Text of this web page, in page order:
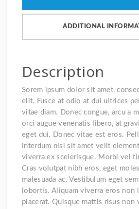
ADDITIONAL
Description
Sorem ipsum dolor sit amet,
elit. Fusce at odio at dui ultrices
vitae diam. Donec congue, arcu a
orci augue venenatis libero, at
eget dui. Donec vitae est eros.
interdum nisl sit amet velit
viverra ex scelerisque. Morbi vel
Cras volutpat nibh eros, eget
malesuada ac. Vestibulum eget
lobortis. Aliquam viverra eros non
placerat. Quisque mattis risus non